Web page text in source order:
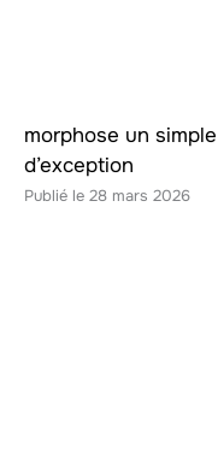
morphose un
d’exception
28 mars 2026